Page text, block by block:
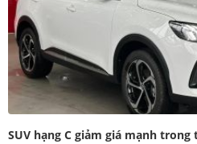
SUV hạng C giảm giá mạnh